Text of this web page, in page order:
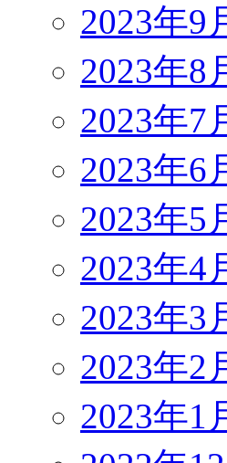
2023年9
2023年8
2023年7
2023年6
2023年5
2023年4
2023年3
2023年2
2023年1